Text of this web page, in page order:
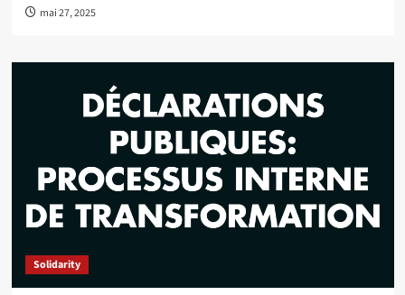
mai 27, 2025
Solidarity